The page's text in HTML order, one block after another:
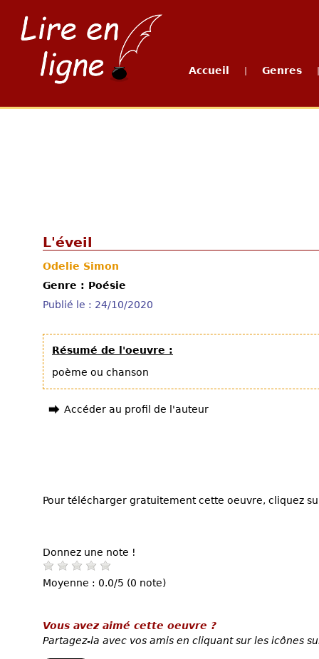
Accueil Genres
L'éveil
Odelie Simon
Genre : Poésie
Publié le : 24/10/2020
Résumé de l'oeuvre :
poème ou chanson
Accéder au profil de l'auteur
Pour télécharger gratuitement cette oeuvre, cliquez
Donnez une note !
Moyenne : 0.0/5 (0 note)
Vous avez aimé cette oeuvre ?
Partagez-la avec vos amis en cliquant sur les icônes